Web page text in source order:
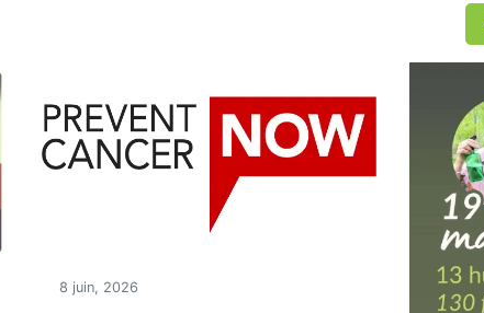
8 juin, 2026